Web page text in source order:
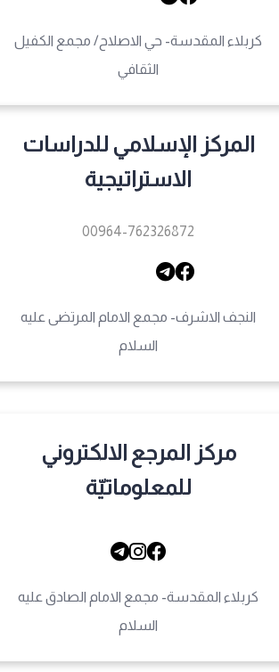
كربلاء المقدسة- حي الاصلاح/ مجمع الكفيل
الثقافي
المركز الإسلامي للدراسات
الاستراتيجية
00964-762326872
النجف الاشرف- مجمع الامام المرتضى عليه
السلام
مركز المرجع الالكتروني
للمعلوماتيّة
كربلاء المقدسة- مجمع الامام الصادق عليه
السلام